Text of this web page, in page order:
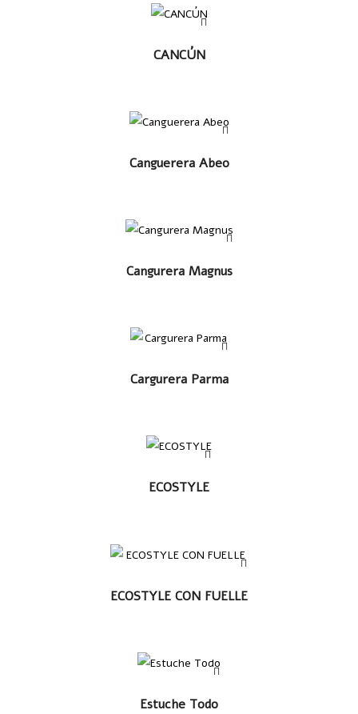
MÁS
CANCÚN
LEER MÁS
Canguerera Abeo
LEER MÁS
Cangurera Magnus
LEER MÁS
Cargurera Parma
LEER MÁS
ECOSTYLE
LEER MÁS
ECOSTYLE CON FUELLE
LEER MÁS
Estuche Todo